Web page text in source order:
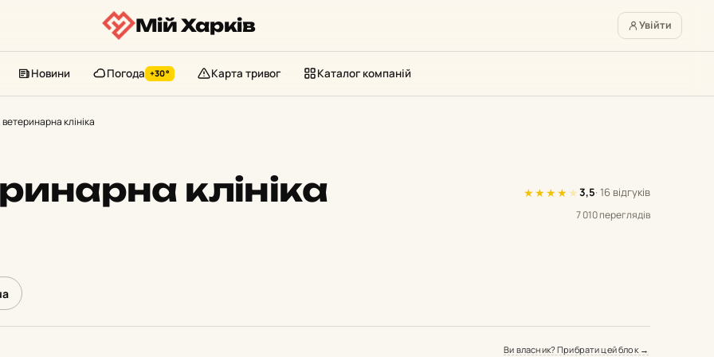
Мій Харків Увійти
Новини Погода +30° Карта тривог Каталог компаній
ветеринарна клініка
клініка ★★★★ ★3,5· 16 відгуків
7 010 переглядів
Ви власник? Прибрати цей блок →